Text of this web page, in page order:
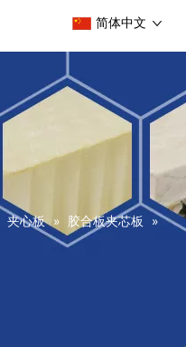
简体中文
夹心板 » 胶合板夹芯板
»